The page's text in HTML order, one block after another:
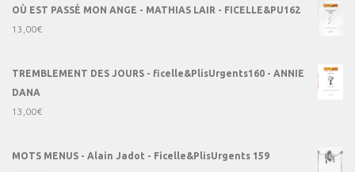
OÙ EST PASSÉ MON ANGE - MATHIAS LAIR - FICELLE&PU162
13,00€
TREMBLEMENT DES JOURS - ficelle&PlisUrgents160 - ANNIE
DANA
13,00€
MOTS MENUS - Alain Jadot - Ficelle&PlisUrgents 159